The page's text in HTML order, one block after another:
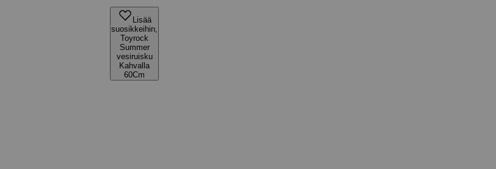
Lisää
suosikkeihin,
Toyrock
Summer
vesiruisku
Kahvalla
60Cm